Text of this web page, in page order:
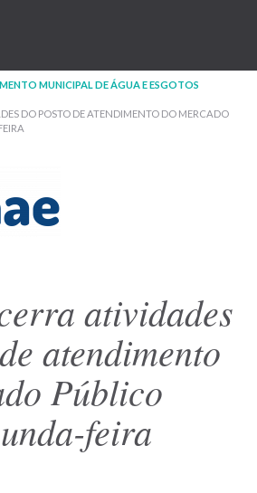
recolher
MUNICIPAL DE ÁGUA E ESGOTOS
DO POSTO DE ATENDIMENTO DO MERCADO
atividades
atendimento
Público
feira